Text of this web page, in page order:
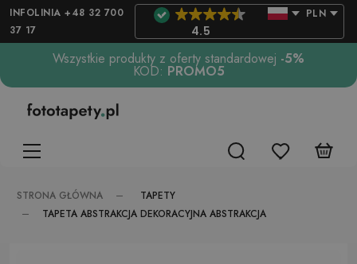
INFOLINIA +48 32 700
37 17
4.5
PLN
Wszystkie produkty z oferty standardowej -5%
KOD: PROMO5
STRONA GŁÓWNA
TAPETY
TAPETA ABSTRAKCJA DEKORACYJNA ABSTRAKCJA